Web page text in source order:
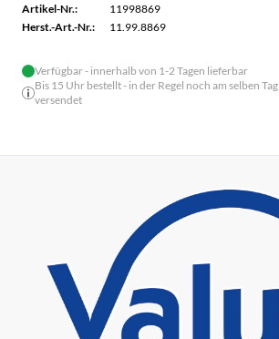
Artikel-Nr.:
11998869
Herst.-Art.-Nr.:
11.99.8869
Verfügbar - innerhalb von 1-2 Tagen lieferbar
Bis 15 Uhr bestellt - in der Regel noch am selben Tag
versendet